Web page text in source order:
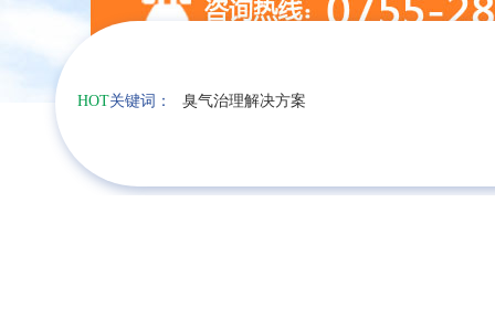
HOT关键词： 臭气治理解决方案